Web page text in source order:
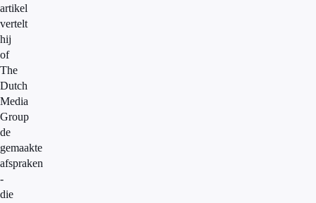
artikel
vertelt
hij
of
The
Dutch
Media
Group
de
gemaakte
afspraken
-
die